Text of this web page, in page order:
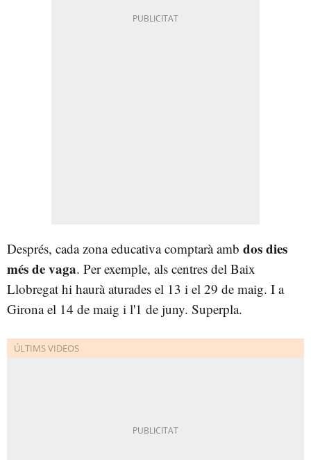
Després, cada zona educativa comptarà amb dos dies
més de vaga. Per exemple, als centres del Baix
Llobregat hi haurà aturades el 13 i el 29 de maig. I a
Girona el 14 de maig i l'1 de juny. Superpla.